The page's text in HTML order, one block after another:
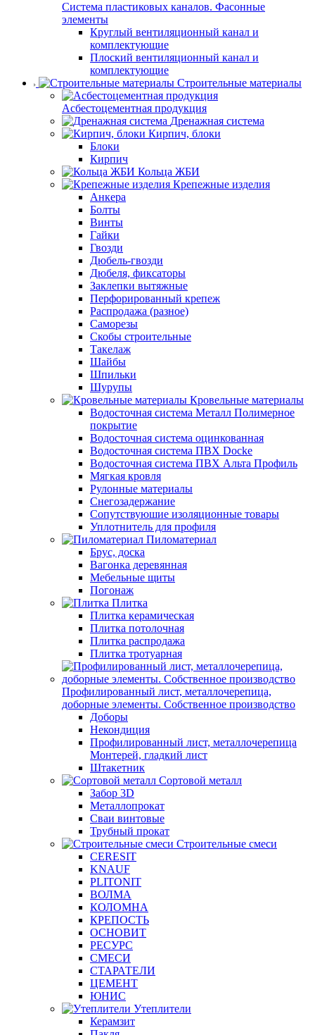
Система пластиковых каналов. Фасонные
элементы
Круглый вентиляционный канал и
комплектующие
Плоский вентиляционный канал и
комплектующие
Строительные материалы
Асбестоцементная продукция
Дренажная система
Кирпич, блоки
Блоки
Кирпич
Кольца ЖБИ
Крепежные изделия
Анкера
Болты
Винты
Гайки
Гвозди
Дюбель-гвозди
Дюбеля, фиксаторы
Заклепки вытяжные
Перфорированный крепеж
Распродажа (разное)
Саморезы
Скобы строительные
Такелаж
Шайбы
Шпильки
Шурупы
Кровельные материалы
Водосточная система Металл Полимерное
покрытие
Водосточная система оцинкованная
Водосточная система ПВХ Docke
Водосточная система ПВХ Альта Профиль
Мягкая кровля
Рулонные материалы
Снегозадержание
Сопутствуюшие изоляционные товары
Уплотнитель для профиля
Пиломатериал
Брус, доска
Вагонка деревянная
Мебельные щиты
Погонаж
Плитка
Плитка керамическая
Плитка потолочная
Плитка распродажа
Плитка тротуарная
Профилированный лист, металлочерепица,
доборные элементы. Собственное производство
Доборы
Некондиция
Профилированный лист, металлочерепица
Монтерей, гладкий лист
Штакетник
Сортовой металл
Забор 3D
Металлопрокат
Сваи винтовые
Трубный прокат
Строительные смеси
CERESIT
KNAUF
PLITONIT
ВОЛМА
КОЛОМНА
КРЕПОСТЬ
ОСНОВИТ
РЕСУРС
СМЕСИ
СТАРАТЕЛИ
ЦЕМЕНТ
ЮНИС
Утеплители
Керамзит